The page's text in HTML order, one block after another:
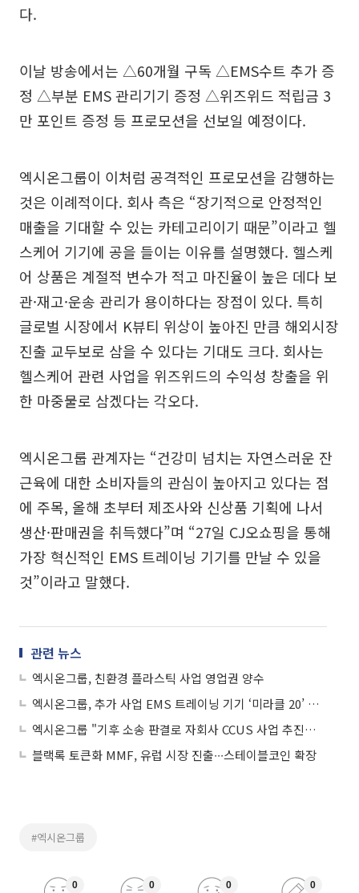
다.
이날 방송에서는 △60개월 구독 △EMS수트 추가 증
정 △부분 EMS 관리기기 증정 △위즈위드 적립금 3
만 포인트 증정 등 프로모션을 선보일 예정이다.
엑시온그룹이 이처럼 공격적인 프로모션을 감행하는
것은 이례적이다. 회사 측은 “장기적으로 안정적인
매출을 기대할 수 있는 카테고리이기 때문”이라고 헬
스케어 기기에 공을 들이는 이유를 설명했다. 헬스케
어 상품은 계절적 변수가 적고 마진율이 높은 데다 보
관·재고·운송 관리가 용이하다는 장점이 있다. 특히
글로벌 시장에서 K뷰티 위상이 높아진 만큼 해외시장
진출 교두보로 삼을 수 있다는 기대도 크다. 회사는
헬스케어 관련 사업을 위즈위드의 수익성 창출을 위
한 마중물로 삼겠다는 각오다.
엑시온그룹 관계자는 “건강미 넘치는 자연스러운 잔
근육에 대한 소비자들의 관심이 높아지고 있다는 점
에 주목, 올해 초부터 제조사와 신상품 기획에 나서
생산·판매권을 취득했다”며 “27일 CJ오쇼핑을 통해
가장 혁신적인 EMS 트레이닝 기기를 만날 수 있을
것”이라고 말했다.
관련 뉴스
엑시온그룹, 친환경 플라스틱 사업 영업권 양수
엑시온그룹, 추가 사업 EMS 트레이닝 기기 ‘미라클 20’ 독점 판매권 확보
엑시온그룹 "기후 소송 판결로 자회사 CCUS 사업 추진력 얻을 것"
블랙록 토큰화 MMF, 유럽 시장 진출∙∙∙스테이블코인 확장
#엑시온그룹
0 0 0 0